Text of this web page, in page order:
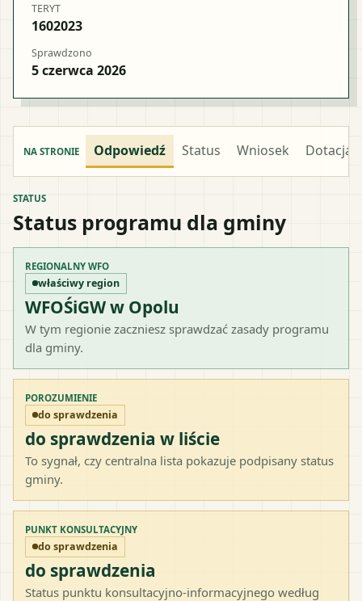
TERYT
1602023
Sprawdzono
5 czerwca 2026
NA STRONIE Odpowiedź Status Wniosek Dotacja
STATUS
Status programu dla gminy
REGIONALNY WFO
właściwy region
WFOŚiGW w Opolu
W tym regionie zaczniesz sprawdzać zasady programu
dla gminy.
POROZUMIENIE
do sprawdzenia
do sprawdzenia w liście
To sygnał, czy centralna lista pokazuje podpisany status
gminy.
PUNKT KONSULTACYJNY
do sprawdzenia
do sprawdzenia
Status punktu konsultacyjno-informacyjnego według